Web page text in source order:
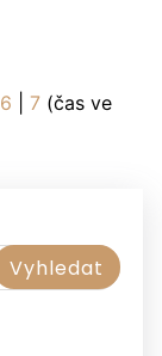
6 7(čas ve